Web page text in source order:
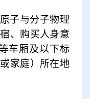
子与分子物理
、购买人身意
车厢及以下标
家庭）所在地